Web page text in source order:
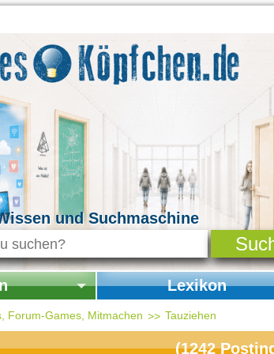
und Suchmaschine
Lexikon
Startseite Lexikon
Forum-Games, Mitmachen Tauziehen
(1242